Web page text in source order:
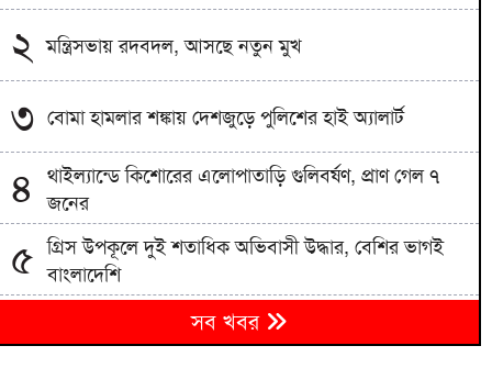
২ মন্ত্রিসভায় রদবদল, আসছে নতুন মুখ
৩ বোমা হামলার শঙ্কায় দেশজুড়ে পুলিশের হাই অ্যালার্ট
৪
থাইল্যান্ডে কিশোরের এলোপাতাড়ি গুলিবর্ষণ, প্রাণ গেল ৭
জনের
৫ গ্রিস উপকূলে দুই শতাধিক অভিবাসী উদ্ধার, বেশির ভাগই
বাংলাদেশি
নেতাকর্মীদের পাশে বসেই বক্তব্য শুনলেন শিক্ষামন্ত্রী
সব খবর